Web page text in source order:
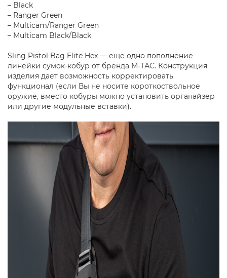
– Black
– Ranger Green
– Multicam/Ranger Green
– Multicam Black/Black
Sling Pistol Bag Elite Hex — еще одно пополнение
линейки сумок-кобур от бренда М-ТАС. Конструкция
изделия дает возможность корректировать
функционал (если Вы не носите короткоствольное
оружие, вместо кобуры можно установить органайзер
или другие модульные вставки).